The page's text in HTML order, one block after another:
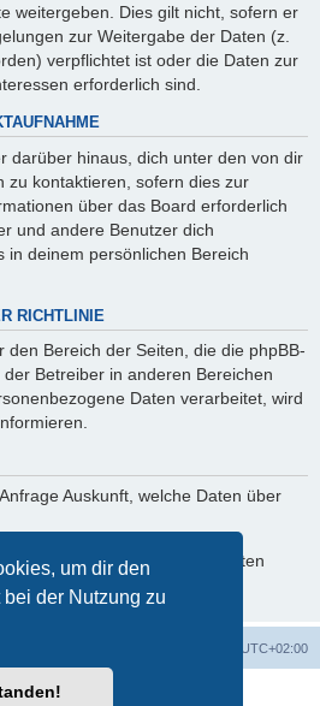
um dir den
der Nutzung zu
weitergeben. Dies gilt nicht, sofern er
zur Weitergabe der Daten (z.
verpflichtet ist oder die Daten zur
erforderlich sind.
darüber hinaus, dich unter den von dir
zu kontaktieren, sofern dies zur
über das Board erforderlich
und andere Benutzer dich
in deinem persönlichen Bereich
RICHTLINIE
den Bereich der Seiten, die die phpBB-
Betreiber in anderen Bereichen
Daten verarbeitet, wird
Auskunft, welche Daten über
bzw. Sperrung deiner Daten
bitte den Betreiber.
UTC+02:00
® Forum Software © phpBB Limited